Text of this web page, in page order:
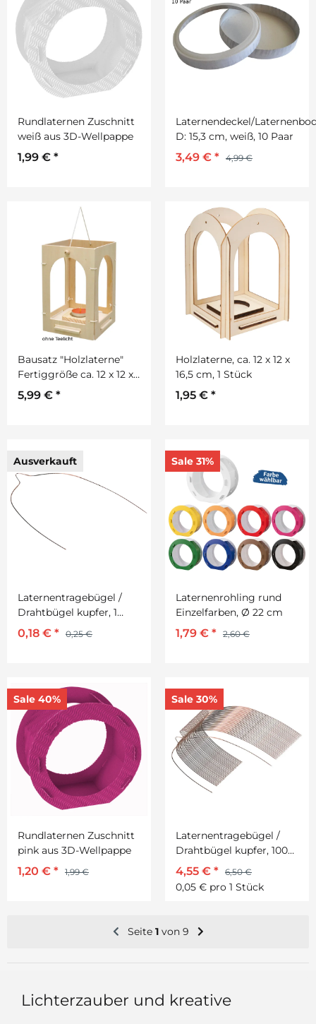
Rundlaternen Zuschnitt
weiß aus 3D-Wellpappe
1,99 € *
Laternendeckel/
D: 15,3 cm, weiß, 10 Paar
3,49 € * 4,99 €
Bausatz "Holzlaterne"
Fertiggröße ca. 12 x 12 x
20 cm
5,99 € *
Holzlaterne, ca. 12 x 12 x
16,5 cm, 1 Stück
1,95 € *
Ausverkauft
Laternentragebügel /
Drahtbügel kupfer, 1
Stück
0,18 € * 0,25 €
Sale 31%
Laternenrohling rund
Einzelfarben, Ø 22 cm
1,79 € * 2,60 €
Sale 40%
Rundlaternen Zuschnitt
pink aus 3D-Wellpappe
1,20 € * 1,99 €
Sale 30%
Laternentragebügel /
Drahtbügel kupfer, 100
Stück
4,55 € * 6,50 €
0,05 € pro 1 Stück
Seite 1von 9